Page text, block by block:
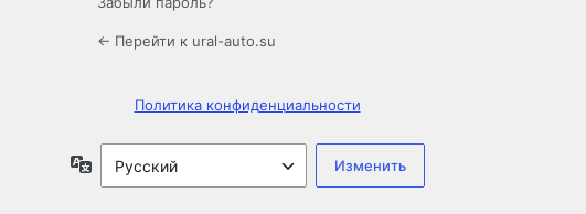
← Перейти к ural-auto.su
Политика конфиденциальности
Язык